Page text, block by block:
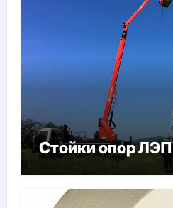
Стойки опор ЛЭП